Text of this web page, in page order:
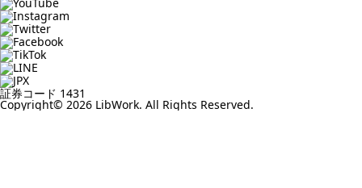
証券コード 1431
Copyright© 2026 LibWork. All Rights Reserved.